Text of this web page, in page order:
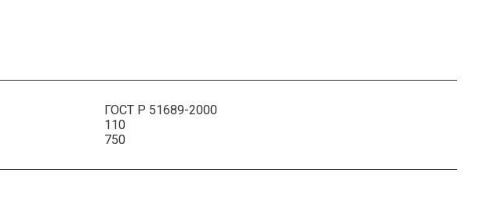
ГОСТ Р 51689-2000
110
750